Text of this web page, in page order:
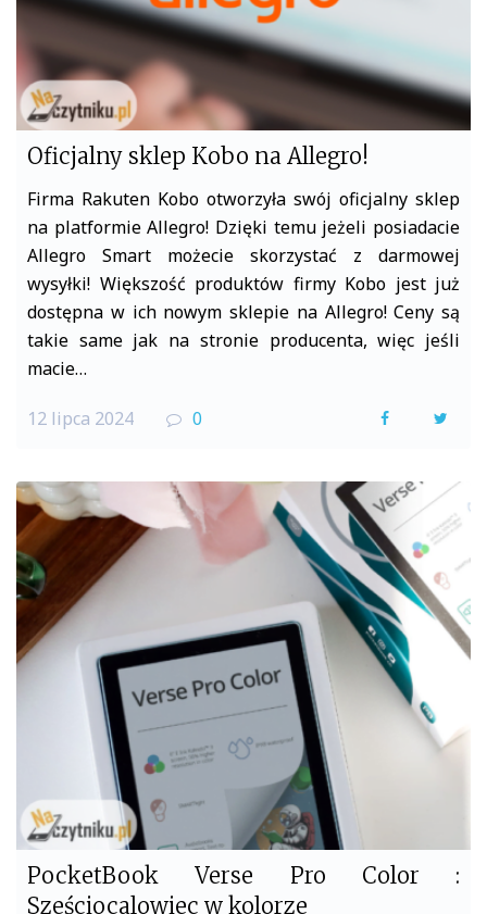
Oficjalny sklep Kobo na Allegro!
Firma Rakuten Kobo otworzyła swój oficjalny sklep
na platformie Allegro! Dzięki temu jeżeli posiadacie
Allegro Smart możecie skorzystać z darmowej
wysyłki! Większość produktów firmy Kobo jest już
dostępna w ich nowym sklepie na Allegro! Ceny są
takie same jak na stronie producenta, więc jeśli
macie…
12 lipca 2024 0
F
c
e
b
o
o
k
i
t
e
PocketBook Verse Pro Color :
Sześciocalowiec w kolorze